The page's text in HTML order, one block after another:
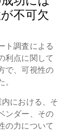
不可欠
ト調査による
利点に関して
で、可視性の
。
における、そ
ンダー、その
の力について